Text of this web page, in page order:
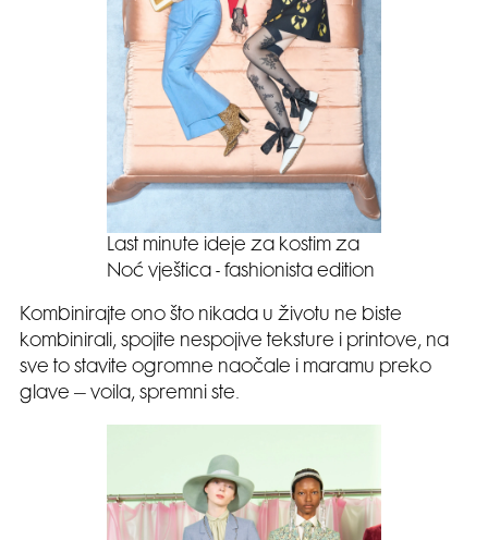
Last minute ideje za kostim za
Noć vještica - fashionista edition
Kombinirajte ono što nikada u životu ne biste
kombinirali, spojite nespojive teksture i printove, na
sve to stavite ogromne naočale i maramu preko
glave – voila, spremni ste.